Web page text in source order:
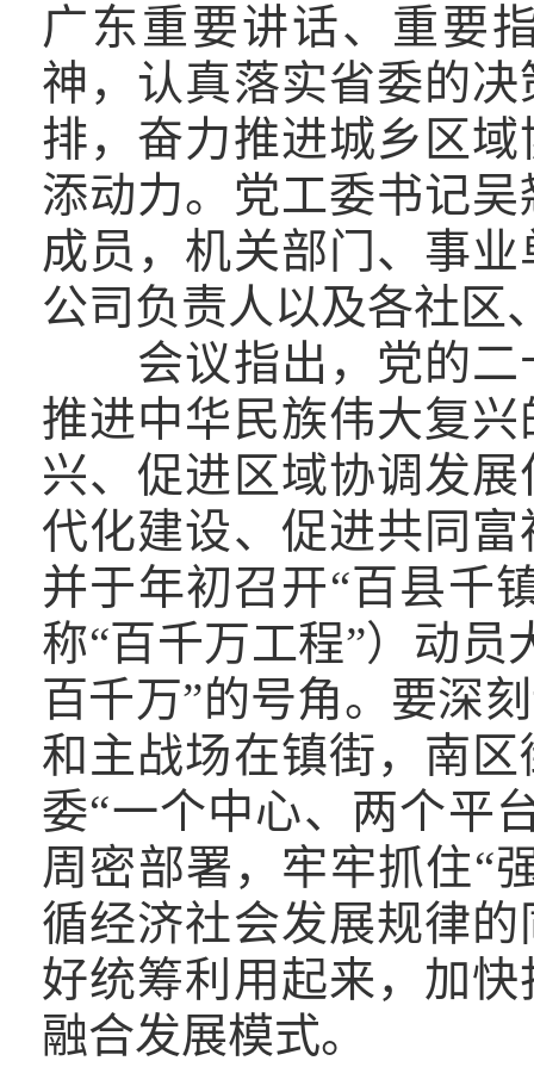
广东重要讲话、重要
神，认真落实省委的
排，奋力推进城乡区
添动力。党工委书记
成员，机关部门、事
公司负责人以及各社区
会议指出，党的
推进中华民族伟大复
兴、促进区域协调发
代化建设、促进共同
并于年初召开“百县千
称“百千万工程”）动员
百千万”的号角。要深
和主战场在镇街，南
委“一个中心、两个平
周密部署，牢牢抓住“
循经济社会发展规律
好统筹利用起来，加
融合发展模式。